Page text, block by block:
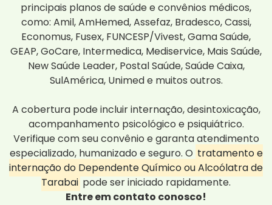
principais planos de saúde e convênios médicos,
como: Amil, AmHemed, Assefaz, Bradesco, Cassi,
Economus, Fusex, FUNCESP/Vivest, Gama Saúde,
GEAP, GoCare, Intermedica, Mediservice, Mais Saúde,
New Saúde Leader, Postal Saúde, Saúde Caixa,
SulAmérica, Unimed e muitos outros.
A cobertura pode incluir internação, desintoxicação,
acompanhamento psicológico e psiquiátrico.
Verifique com seu convênio e garanta atendimento
especializado, humanizado e seguro. O tratamento e
internação do Dependente Químico ou Alcoólatra de
Tarabai pode ser iniciado rapidamente.
Entre em contato conosco!